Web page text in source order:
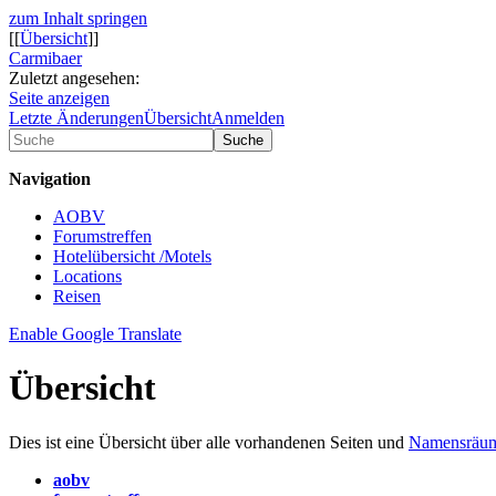
zum Inhalt springen
[[Übersicht]]
Carmibaer
Zuletzt angesehen:
Seite anzeigen
Letzte ÄnderungenÜbersichtAnmelden
Suche
Navigation
AOBV
Forumstreffen
Hotelübersicht /Motels
Locations
Reisen
Enable Google Translate
Übersicht
Dies ist eine Übersicht über alle vorhandenen Seiten und
aobv